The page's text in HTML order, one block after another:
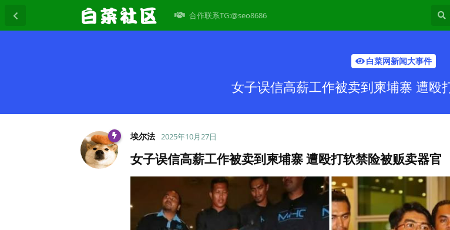
合作联系TG:@seo8686
白菜网新闻大事件
女子误信高薪工作被卖到柬埔寨 遭殴
埃尔法 2025年10月27日
女子误信高薪工作被卖到柬埔寨 遭殴打软禁险被贩卖器官